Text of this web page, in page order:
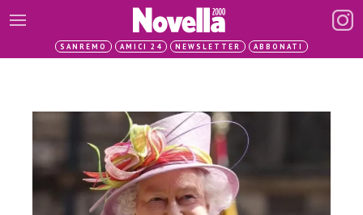
SANREMO AMICI 24 NEWSLETTER ABBONATI